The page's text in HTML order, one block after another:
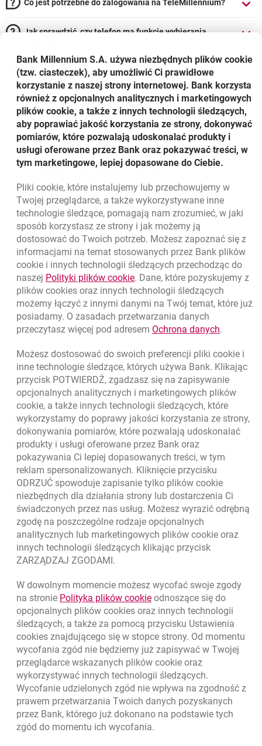
Co jest potrzebne do zalogowania na TeleMillennium?
Jak sprawdzić, czy telefon ma funkcję wybierania
Jak aktywować dostęp do TeleMillennium?
Czy zlecanie przelewów i transakcji u konsultanta jest
bezpieczne?
Jak mogę zastrzec swoją kartę?
Jak aktywować lub zmienić numer do H@seł SMS?
Nawigacja dolna
Zadzwoń do nas
801 331 331
(+48) 22 598 40 40
Migam
Znajdź placówkę lub bankomat otwiera się w nowej karcie
Oceń nas otwiera się w nowej karcie
Złóż wniosek przez internet
Skontaktuj się ze Specjalistą
O banku
Kursy wymiany walut
Kursy wymiany walut. Data aktualizacji: 6.08.2026, 06:40:47
WALUTA KUPNO SPRZEDAŻ
EUR 4.139 4.4615
USD 3.8648
CHF 4.436 4.7817
GBP 4.8245 5.2005
6.08.2026, 06:40:47
Odpowiedzialny biznes
Regulacje zewnętrzne
Ochrona danychotwiera się w nowej karcie
Ustawieniacookies
Bank Millennium S.A. używa niezbędnych plików cookie
(tzw. ciasteczek), aby umożliwić Ci prawidłowe
korzystanie z naszej strony internetowej. Bank korzysta
również z opcjonalnych analitycznych i marketingowych
plików cookie, a także z innych technologii śledzących,
aby poprawiać jakość korzystania ze strony, dokonywać
pomiarów, które pozwalają udoskonalać produkty i
usługi oferowane przez Bank oraz pokazywać treści, w
tym marketingowe, lepiej dopasowane do Ciebie.
Pliki cookie, które instalujemy lub przechowujemy w
Twojej przeglądarce, a także wykorzystywane inne
technologie śledzące, pomagają nam zrozumieć, w jaki
sposób korzystasz ze strony i jak możemy ją
dostosować do Twoich potrzeb. Możesz zapoznać się z
informacjami na temat stosowanych przez Bank plików
cookie i innych technologii śledzących przechodząc do
naszej Polityki plików cookielink otwiera się w nowym oknie
. Dane, które pozyskujemy z
plików cookies oraz innych technologii śledzących
możemy łączyć z innymi danymi na Twój temat, które już
posiadamy. O zasadach przetwarzania danych
przeczytasz więcej pod adresem Ochrona danychlink
.
Możesz dostosować do swoich preferencji pliki cookie i
inne technologie śledzące, których używa Bank. Klikając
przycisk POTWIERDŹ, zgadzasz się na zapisywanie
opcjonalnych analitycznych i marketingowych plików
cookie, a także innych technologii śledzących, które
wykorzystamy do poprawy jakości korzystania ze strony,
dokonywania pomiarów, które pozwalają udoskonalać
produkty i usługi oferowane przez Bank oraz
pokazywania Ci lepiej dopasowanych treści, w tym
reklam spersonalizowanych. Kliknięcie przycisku
ODRZUĆ spowoduje zapisanie tylko plików cookie
niezbędnych dla działania strony lub dostarczenia Ci
świadczonych przez nas usług. Możesz wyrazić odrębną
zgodę na poszczególne rodzaje opcjonalnych
analitycznych lub marketingowych plików cookie oraz
innych technologii śledzących klikając przycisk
ZARZĄDZAJ ZGODAMI.
W dowolnym momencie możesz wycofać swoje zgody
na stronie Polityka plików cookielink otwiera się w nowym
odnoszące się do
opcjonalnych plików cookies oraz innych technologii
śledzących, a także za pomocą przycisku Ustawienia
cookies znajdującego się w stopce strony. Od momentu
wycofania zgód nie będziemy już zapisywać w Twojej
przeglądarce wskazanych plików cookie oraz
wykorzystywać innych technologii śledzących.
Wycofanie udzielonych zgód nie wpływa na zgodność z
prawem przetwarzania Twoich danych pozyskanych
przez Bank, którego już dokonano na podstawie tych
zgód do momentu ich wycofania.